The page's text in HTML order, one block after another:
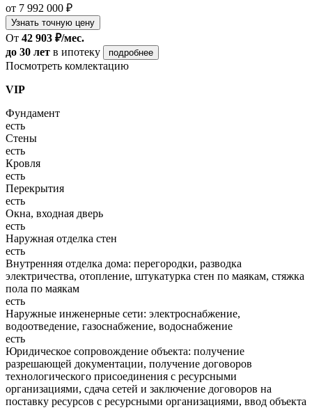
от 7 992 000 ₽
Узнать точную цену
От 42 903 ₽/мес.
до 30 лет в ипотеку подробнее
Посмотреть комлектацию
VIP
Фундамент
есть
Стены
есть
Кровля
есть
Перекрытия
есть
Окна, входная дверь
есть
Наружная отделка стен
есть
Внутренняя отделка дома: перегородки, разводка
электричества, отопление, штукатурка стен по маякам, стяжка
пола по маякам
есть
Наружные инженерные сети: электроснабжение,
водоотведение, газоснабжение, водоснабжение
есть
Юридическое сопровождение объекта: получение
разрешающей документации, получение договоров
технологического присоединения с ресурсными
организациями, сдача сетей и заключение договоров на
поставку ресурсов с ресурсными организациями, ввод объекта